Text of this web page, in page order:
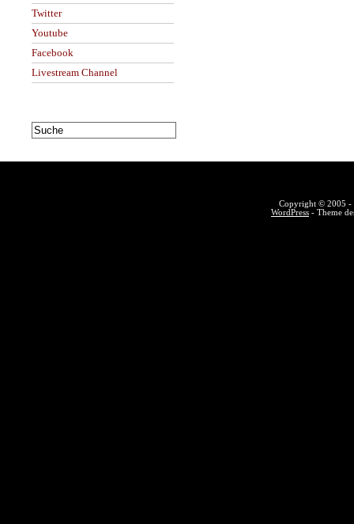
Twitter
Youtube
Facebook
Livestream Channel
Copyright © 2005 -
WordPress - Theme